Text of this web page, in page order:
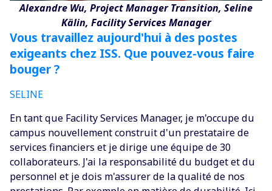
Alexandre Wu, Project Manager Transition, Seline
Kälin, Facility Services Manager
Vous travaillez aujourd'hui à des postes
exigeants chez ISS. Que pouvez-vous faire
bouger ?
SELINE
En tant que Facility Services Manager, je m'occupe du
campus nouvellement construit d'un prestataire de
services financiers et je dirige une équipe de 30
collaborateurs. J'ai la responsabilité du budget et du
personnel et je dois m'assurer de la qualité de nos